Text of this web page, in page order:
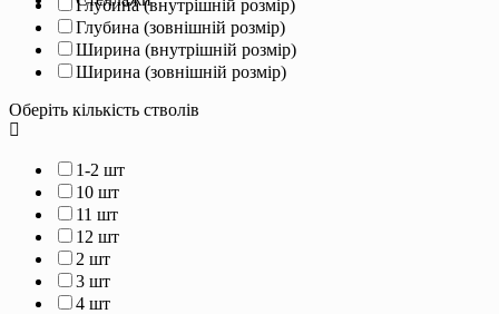
Глубина (внутрішній розмір)
Глубина (зовнішній розмір)
Ширина (внутрішній розмір)
Ширина (зовнішній розмір)
Оберіть кількість стволів
1-2 шт
10 шт
11 шт
12 шт
2 шт
3 шт
4 шт